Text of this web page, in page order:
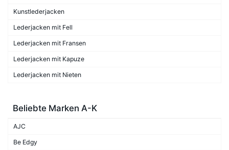
Kunstlederjacken
Lederjacken mit Fell
Lederjacken mit Fransen
Lederjacken mit Kapuze
Lederjacken mit Nieten
Beliebte Marken A-K
AJC
Be Edgy